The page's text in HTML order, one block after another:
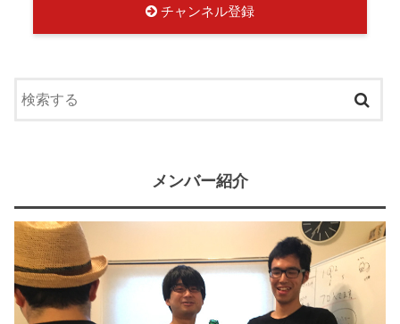
チャンネル登録
メンバー紹介